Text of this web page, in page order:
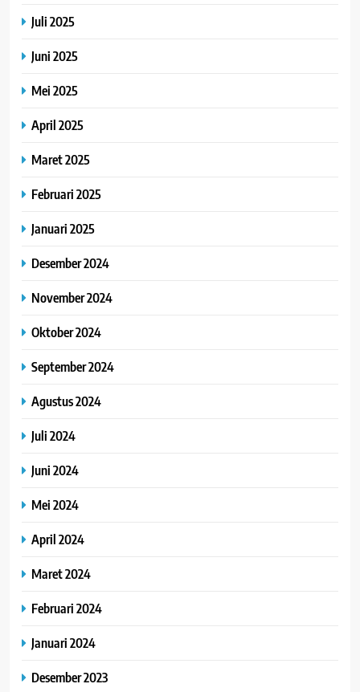
Juli 2025
Juni 2025
Mei 2025
April 2025
Maret 2025
Februari 2025
Januari 2025
Desember 2024
November 2024
Oktober 2024
September 2024
Agustus 2024
Juli 2024
Juni 2024
Mei 2024
April 2024
Maret 2024
Februari 2024
Januari 2024
Desember 2023